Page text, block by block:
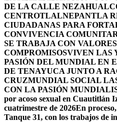
DE LA CALLE
CENTROTLALNEPANTLA
CIUDADANAS PARA
CONVIVENCIA
SE TRABAJA CON
COMPROMISOSVIVEN LAS
PASIÓN DEL MUNDIAL EN
DE TENAYUCA JUNTO A
CRUZMUNDIAL SOCIAL
CON LA PASIÓN
por acoso sexual en Cuautitlán
cuatrimestre de 2026En
Tanque 31, con los trabajos de